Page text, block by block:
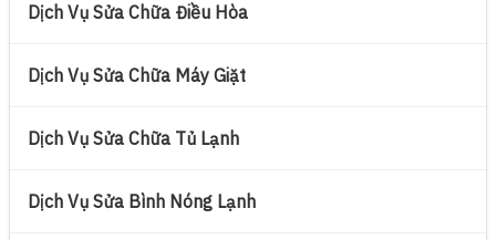
Dịch Vụ Sửa Chữa Điều Hòa
Dịch Vụ Sửa Chữa Máy Giặt
Dịch Vụ Sửa Chữa Tủ Lạnh
Dịch Vụ Sửa Bình Nóng Lạnh